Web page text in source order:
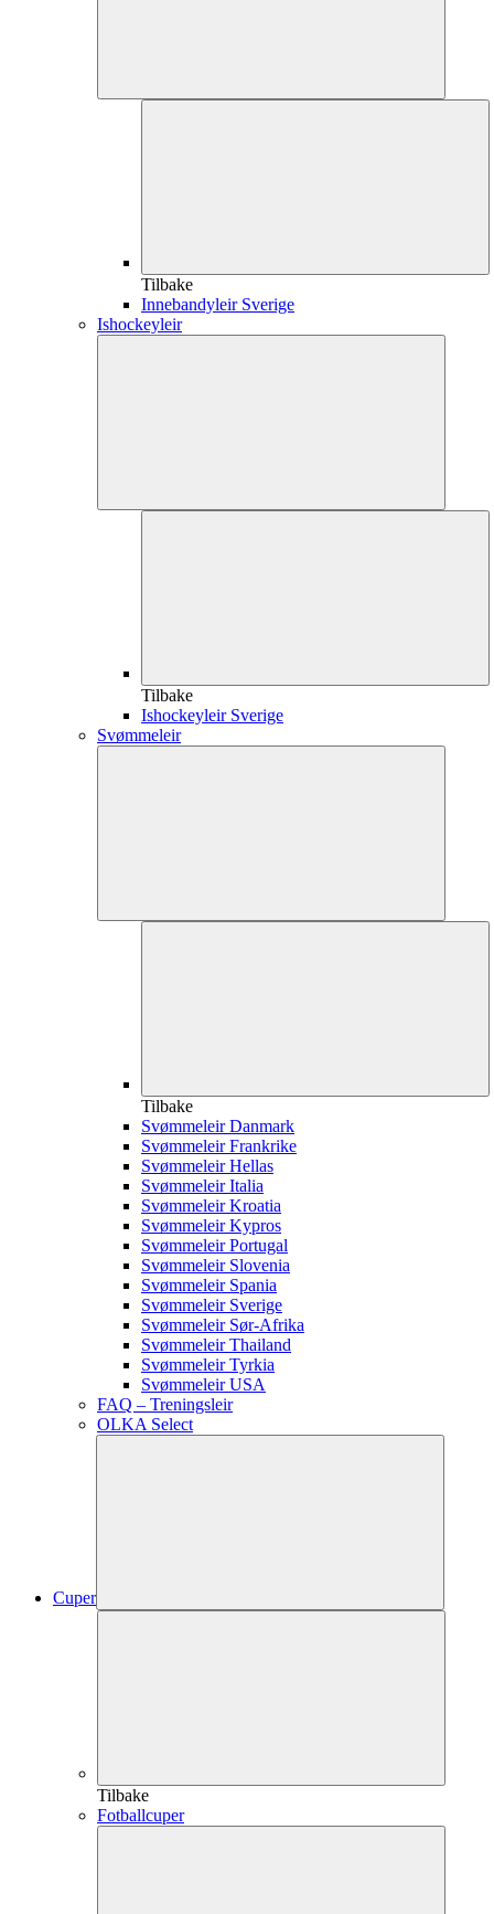
Tilbake
Innebandyleir Sverige
Ishockeyleir
Tilbake
Ishockeyleir Sverige
Svømmeleir
Tilbake
Svømmeleir Danmark
Svømmeleir Frankrike
Svømmeleir Hellas
Svømmeleir Italia
Svømmeleir Kroatia
Svømmeleir Kypros
Svømmeleir Portugal
Svømmeleir Slovenia
Svømmeleir Spania
Svømmeleir Sverige
Svømmeleir Sør-Afrika
Svømmeleir Thailand
Svømmeleir Tyrkia
Svømmeleir USA
FAQ – Treningsleir
OLKA Select
Cuper
Tilbake
Fotballcuper